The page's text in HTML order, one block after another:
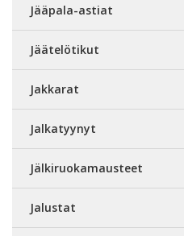
Jääpala-astiat
Jäätelötikut
Jakkarat
Jalkatyynyt
Jälkiruokamausteet
Jalustat